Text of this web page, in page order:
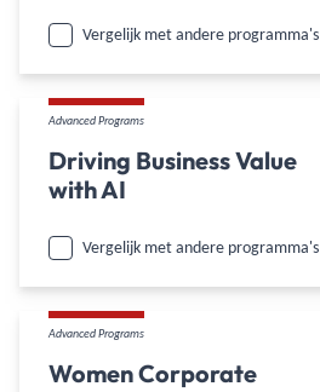
Vergelijk met andere programma's
Advanced Programs
Driving Business Value
with AI
Vergelijk met andere programma's
Advanced Programs
Women Corporate